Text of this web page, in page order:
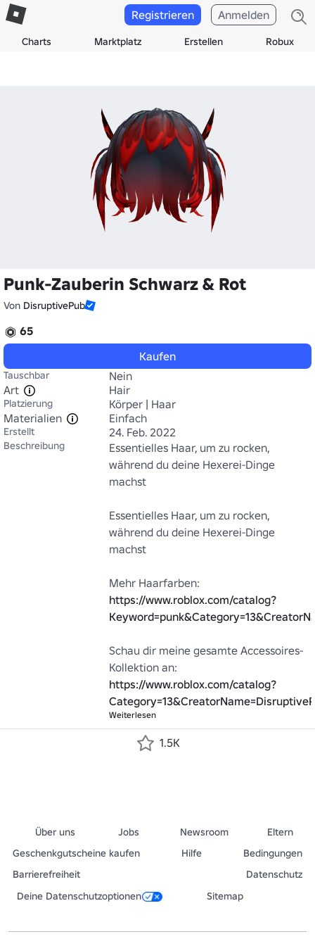
Charts Marktplatz Erstellen Robux
Registrieren Anmelden
Punk-Zauberin Schwarz & Rot
Von DisruptivePub
65
Kaufen
Tauschbar
Nein
Art
Hair
Platzierung
Körper | Haar
Materialien
Einfach
Erstellt 24. Feb. 2022
Beschreibung
Essentielles Haar, um zu rocken,
während du deine Hexerei-Dinge
machst
Essentielles Haar, um zu rocken,
während du deine Hexerei-Dinge
machst
https://www.roblox.com/catalog?
Schau dir meine gesamte Accessoires-
https://www.roblox.com/catalog?
Weiterlesen
1.5K
Über uns Jobs Newsroom
Eltern
Geschenkgutscheine kaufen
Hilfe
Bedingungen
Barrierefreiheit
Datenschutz
Deine Datenschutzoptionen
Sitemap